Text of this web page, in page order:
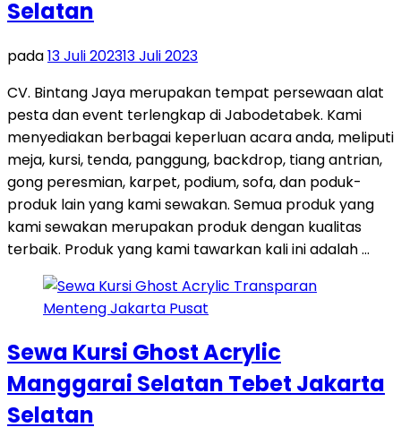
Selatan
pada13 Juli 202313 Juli 2023
CV. Bintang Jaya merupakan tempat persewaan alat
pesta dan event terlengkap di Jabodetabek. Kami
menyediakan berbagai keperluan acara anda, meliputi
meja, kursi, tenda, panggung, backdrop, tiang antrian,
gong peresmian, karpet, podium, sofa, dan poduk-
produk lain yang kami sewakan. Semua produk yang
kami sewakan merupakan produk dengan kualitas
terbaik. Produk yang kami tawarkan kali ini adalah …
Sewa Kursi Ghost Acrylic
Manggarai Selatan Tebet Jakarta
Selatan